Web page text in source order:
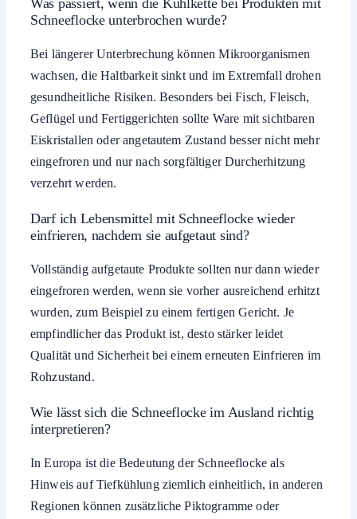
Schneeflocke unterbrochen wurde?
Bei längerer Unterbrechung können Mikroorganismen
wachsen, die Haltbarkeit sinkt und im Extremfall drohen
gesundheitliche Risiken. Besonders bei Fisch, Fleisch,
Geflügel und Fertiggerichten sollte Ware mit sichtbaren
Eiskristallen oder angetautem Zustand besser nicht mehr
eingefroren und nur nach sorgfältiger Durcherhitzung
verzehrt werden.
Darf ich Lebensmittel mit Schneeflocke wieder
einfrieren, nachdem sie aufgetaut sind?
Vollständig aufgetaute Produkte sollten nur dann wieder
eingefroren werden, wenn sie vorher ausreichend erhitzt
wurden, zum Beispiel zu einem fertigen Gericht. Je
empfindlicher das Produkt ist, desto stärker leidet
Qualität und Sicherheit bei einem erneuten Einfrieren im
Rohzustand.
Wie lässt sich die Schneeflocke im Ausland richtig
interpretieren?
In Europa ist die Bedeutung der Schneeflocke als
Hinweis auf Tiefkühlung ziemlich einheitlich, in anderen
Regionen können zusätzliche Piktogramme oder